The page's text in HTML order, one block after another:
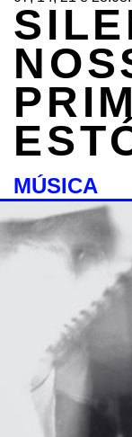
MÚSICA